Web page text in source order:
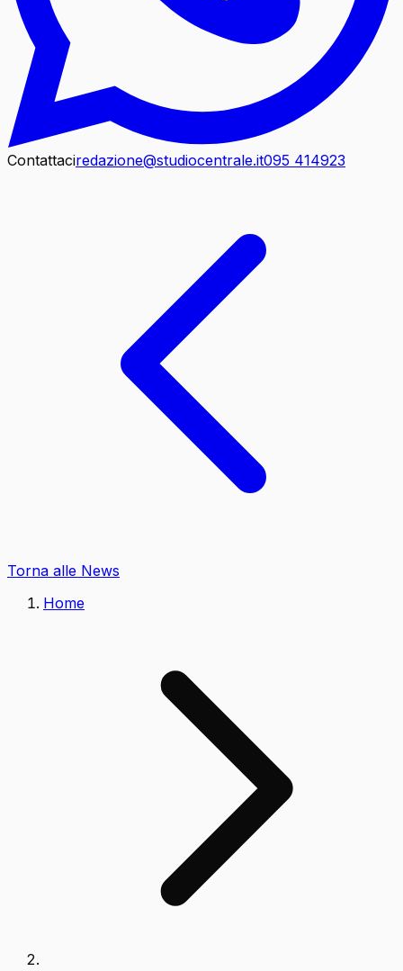
Contattaciredazione@studiocentrale.it095 414923
Torna alle News
Home